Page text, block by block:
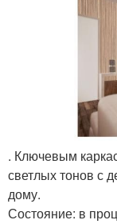
. Ключевым
светлых тонов с
дому.
Состояние: в